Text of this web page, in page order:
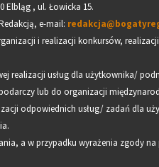
Elbląg , ul. Łowicka 15.
e-mail:
i realizacji konkursów,
realizacji usług dla użytkownika/
lub do organizacji
odpowiednich usług/ zadań
a w przypadku wyrażenia zgody